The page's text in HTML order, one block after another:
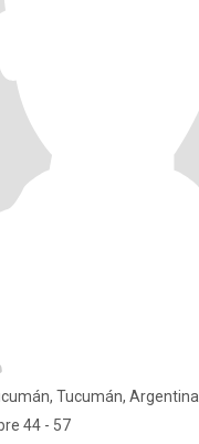
Tucumán, Argentina
44 - 57